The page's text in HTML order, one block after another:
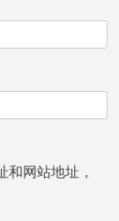
网站地址，